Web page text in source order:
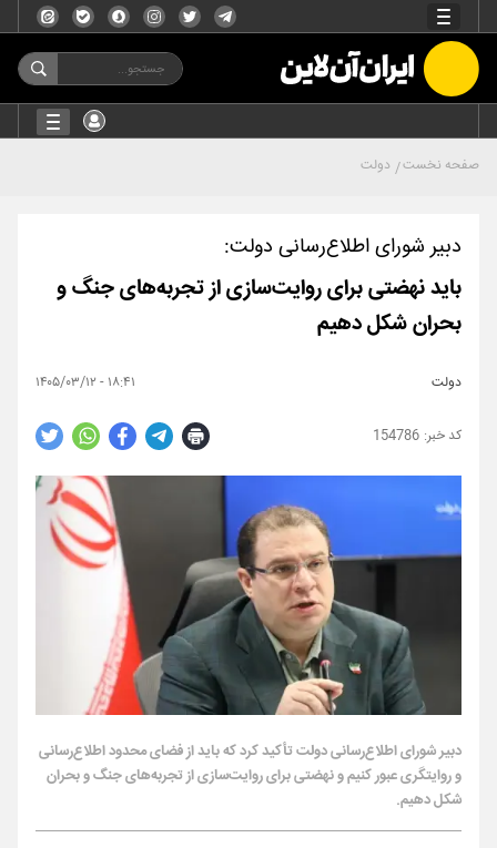
صفحه نخست دولت
دبیر شورای اطلاع‌رسانی دولت:
باید نهضتی برای روایت‌سازی از تجربه‌های جنگ و
بحران شکل دهیم
دولت ۱۸:۴۱ - ۱۴۰۵/۰۳/۱۲
154786
دبیر شورای اطلاع‌رسانی دولت تأکید کرد که باید از فضای محدود اطلاع‌رسانی
و روایتگری عبور کنیم و نهضتی برای روایت‌سازی از تجربه‌های جنگ و بحران
شکل دهیم.